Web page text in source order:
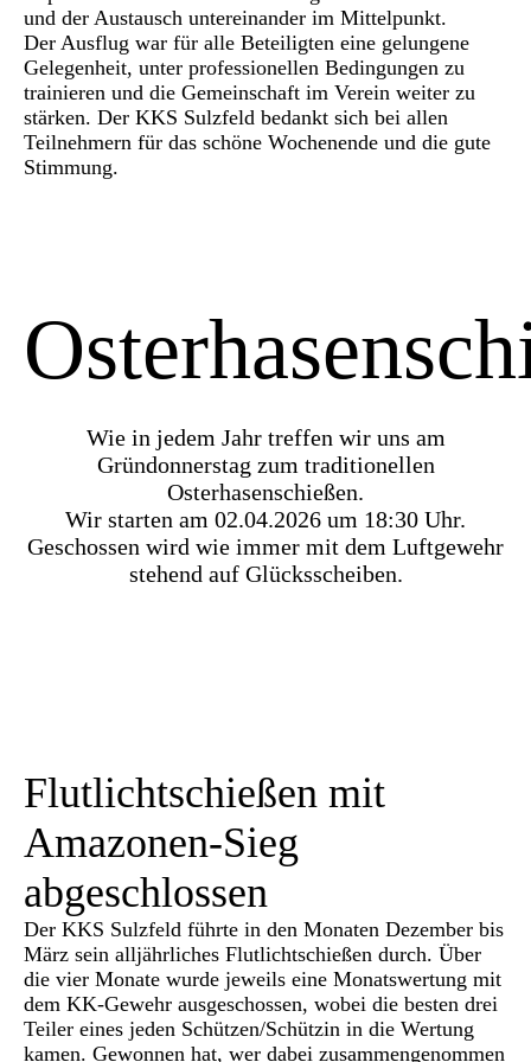
und der Austausch untereinander im Mittelpunkt.
Der Ausflug war für alle Beteiligten eine gelungene
Gelegenheit, unter professionellen Bedingungen zu
trainieren und die Gemeinschaft im Verein weiter zu
stärken. Der KKS Sulzfeld bedankt sich bei allen
Teilnehmern für das schöne Wochenende und die gute
Stimmung.
Wie in jedem Jahr treffen wir uns am
Gründonnerstag zum traditionellen
Osterhasenschießen.
Wir starten am 02.04.2026 um 18:30 Uhr.
Geschossen wird wie immer mit dem Luftgewehr
stehend auf Glücksscheiben.
Flutlichtschießen mit
Amazonen-Sieg
abgeschlossen
Der KKS Sulzfeld führte in den Monaten Dezember bis
März sein alljährliches Flutlichtschießen durch. Über
die vier Monate wurde jeweils eine Monatswertung mit
dem KK-Gewehr ausgeschossen, wobei die besten drei
Teiler eines jeden Schützen/Schützin in die Wertung
kamen. Gewonnen hat, wer dabei zusammengenommen